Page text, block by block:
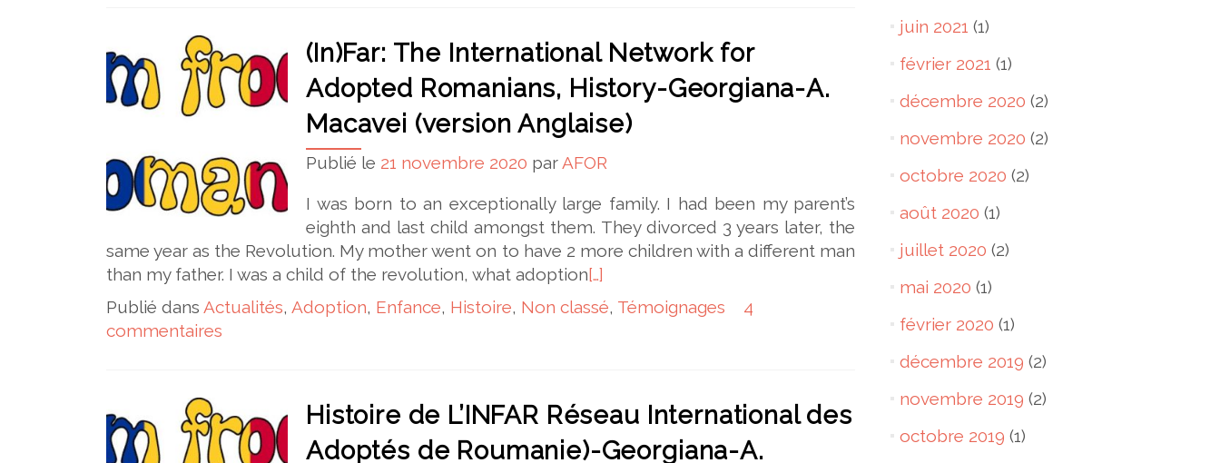
(In)Far: The International Network for
Adopted Romanians, History-Georgiana-A.
Macavei (version Anglaise)
Publié le 21 novembre 2020 par AFOR
I was born to an exceptionally large family. I had been my parent’s
eighth and last child amongst them. They divorced 3 years later, the
same year as the Revolution. My mother went on to have 2 more children with a different man
than my father. I was a child of the revolution, what adoption[…]
Publié dans Actualités, Adoption, Enfance, Histoire, Non classé, Témoignages
4
commentaires
Histoire de L’INFAR Réseau International des
Adoptés de Roumanie)-Georgiana-A.
juin 2021 (1)
février 2021 (1)
décembre 2020 (2)
novembre 2020 (2)
octobre 2020 (2)
août 2020 (1)
juillet 2020 (2)
mai 2020 (1)
février 2020 (1)
décembre 2019 (2)
novembre 2019 (2)
octobre 2019 (1)